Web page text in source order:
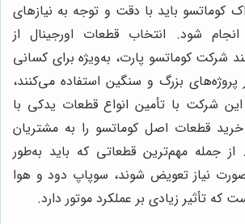
کوماتسو باید با دقت و توجه به نیازهای
شود. انتخاب قطعات اورجینال از
شرکت کوماتسو پارت، به‌ویژه برای کسانی
پروژه‌های بزرگ و سنگین استفاده می‌کنند،
شرکت با تأمین انواع قطعات یدکی با
خرید قطعات اصل کوماتسو را به مشتریان
جمله مهم‌ترین قطعاتی که باید به‌طور
نیاز تعویض شوند، سوپاپ دود و هوا
که تأثیر زیادی بر عملکرد موتور دارد.